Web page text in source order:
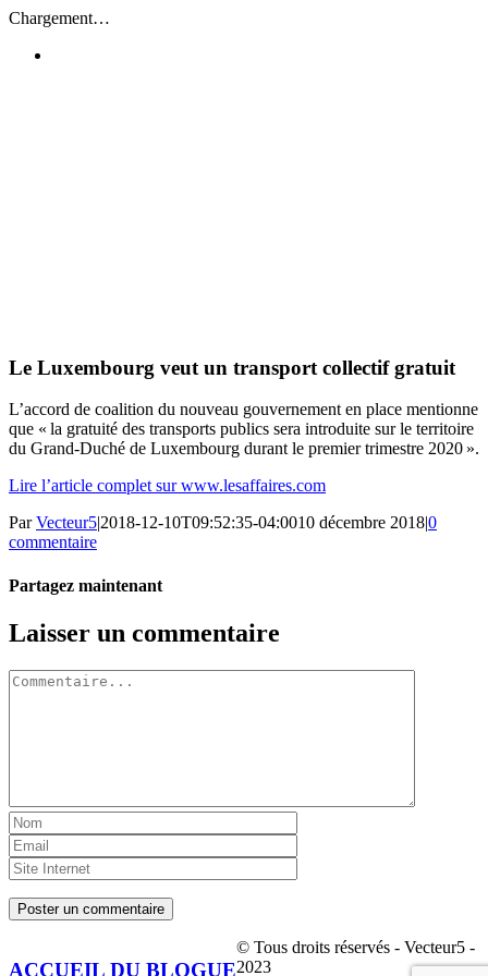
Passer
contenu
Chargement…
Le Luxembourg veut un transport collectif gratuit
L’accord de coalition du nouveau gouvernement en place mentionne
que « la gratuité des transports publics sera introduite sur le territoire
du Grand-Duché de Luxembourg durant le premier trimestre 2020 ».
Lire l’article complet sur www.lesaffaires.com
ParVecteur5|2018-12-10T09:52:35-04:0010 décembre 2018|0
commentaire
Partagez maintenant
Facebook
Twitter
LinkedIn
Tumblr
Pinterest
Email
Laisser un commentaire
Commentaire
ACCUEIL DU BLOGUE
© Tous droits réservés - Vecteur5 -
2023